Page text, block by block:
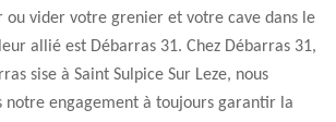
ou vider votre grenier et votre cave dans le
allié est Débarras 31. Chez Débarras 31,
sise à Saint Sulpice Sur Leze, nous
notre engagement à toujours garantir la